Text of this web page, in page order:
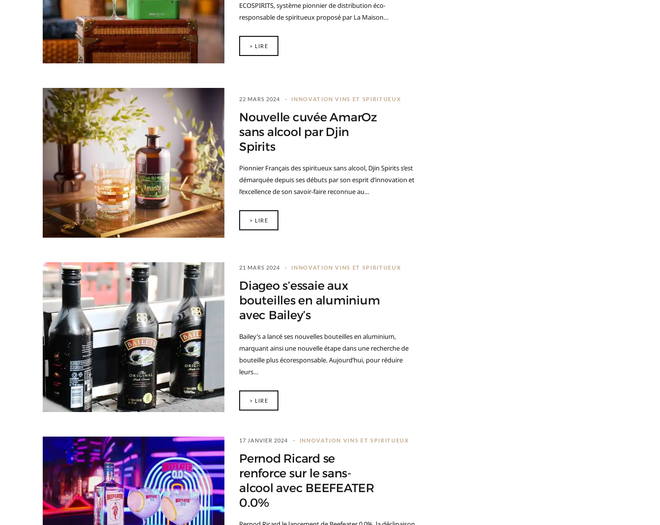
ECOSPIRITS, système pionnier de distribution éco-
responsable de spiritueux proposé par La Maison…
> LIRE
22 MARS 2024 INNOVATION VINS ET SPIRITUEUX
Nouvelle cuvée AmarOz
sans alcool par Djin
Spirits
Pionnier Français des spiritueux sans alcool, Djin Spirits s’est
démarquée depuis ses débuts par son esprit d’innovation et
l’excellence de son savoir-faire reconnue au…
> LIRE
21 MARS 2024 INNOVATION VINS ET SPIRITUEUX
Diageo s’essaie aux
bouteilles en aluminium
avec Bailey’s
Bailey’s a lancé ses nouvelles bouteilles en aluminium,
marquant ainsi une nouvelle étape dans une recherche de
bouteille plus écoresponsable. Aujourd’hui, pour réduire
leurs…
> LIRE
17 JANVIER 2024 INNOVATION VINS ET SPIRITUEUX
Pernod Ricard se
renforce sur le sans-
alcool avec BEEFEATER
0.0%